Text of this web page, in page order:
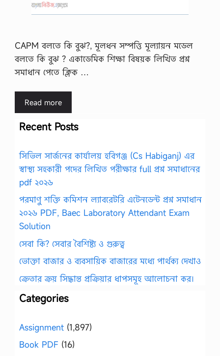
CAPM বলতে কি বুঝ?, মূলধন সম্পত্তি মূল্যায়ন মডেল
বলতে কি বুঝ ? একাডেমিক শিক্ষা বিষয়ক লিখিত প্রশ্ন
সমাধান পেতে ক্লিক …
Read more
Recent Posts
সিভিল সার্জনের কার্যালয় হবিগঞ্জ (Cs Habiganj) এর
স্বাস্থ্য সহকারী পদের লিখিত পরীক্ষার full প্রশ্ন সমাধানের
pdf ২০২৬
পরমাণু শক্তি কমিশন ল্যাবরেটরি এটেনডেন্ট প্রশ্ন সমাধান
২০২৬ PDF, Baec Laboratory Attendant Exam
Solution
সেবা কি? সেবার বৈশিষ্ট্য ও গুরুত্ব
ভোক্তা বাজার ও ব্যবসায়িক বাজারের মধ্যে পার্থক্য দেখাও
ক্রেতার ক্রয় সিদ্ধান্ত প্রক্রিয়ার ধাপসমূহ আলোচনা কর।
Categories
Assignment (1,897)
Book PDF (16)